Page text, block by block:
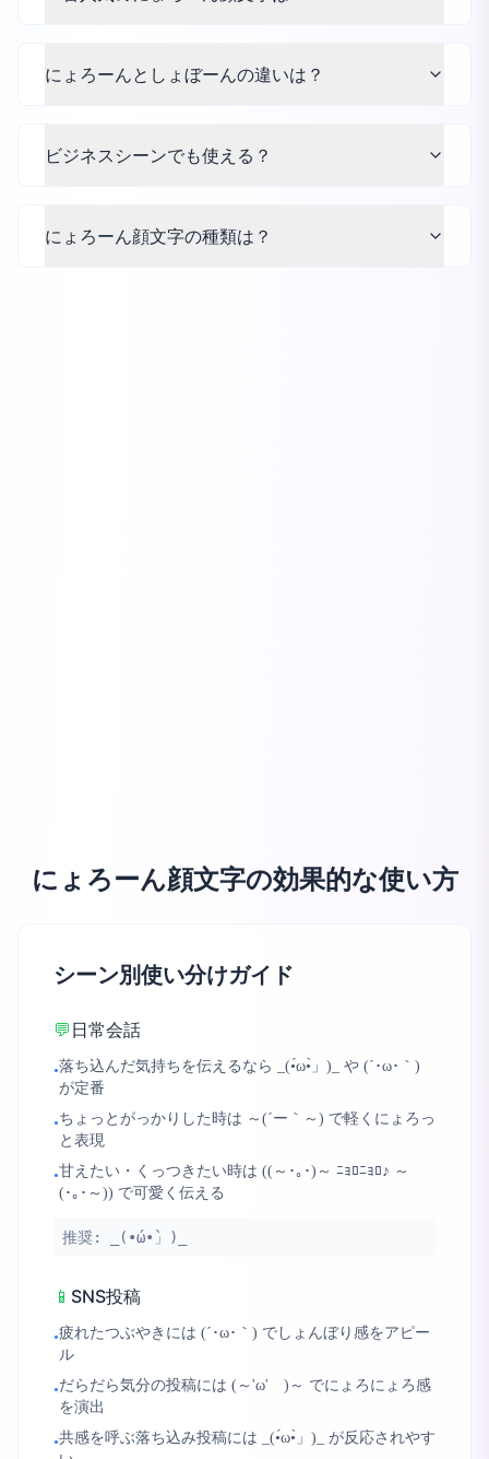
にょろーんとしょぼーんの違いは？
ビジネスシーンでも使える？
にょろーん顔文字の種類は？
にょろーん顔文字の効果的な使い方
シーン別使い分けガイド
💬 日常会話
•落ち込んだ気持ちを伝えるなら _(•́ω•̀」)_ や (´･ω･｀)
が定番
•ちょっとがっかりした時は ～(´ー｀～) で軽くにょろっ
と表現
•甘えたい・くっつきたい時は ((～･｡･)～ ﾆｮﾛﾆｮﾛ♪ ～
(･｡･～)) で可愛く伝える
推奨: _(•́ω•̀」)_
📱 SNS投稿
•疲れたつぶやきには (´･ω･｀) でしょんぼり感をアピー
ル
•だらだら気分の投稿には (～'ω' )～ でにょろにょろ感
を演出
•共感を呼ぶ落ち込み投稿には _(•́ω•̀」)_ が反応されやす